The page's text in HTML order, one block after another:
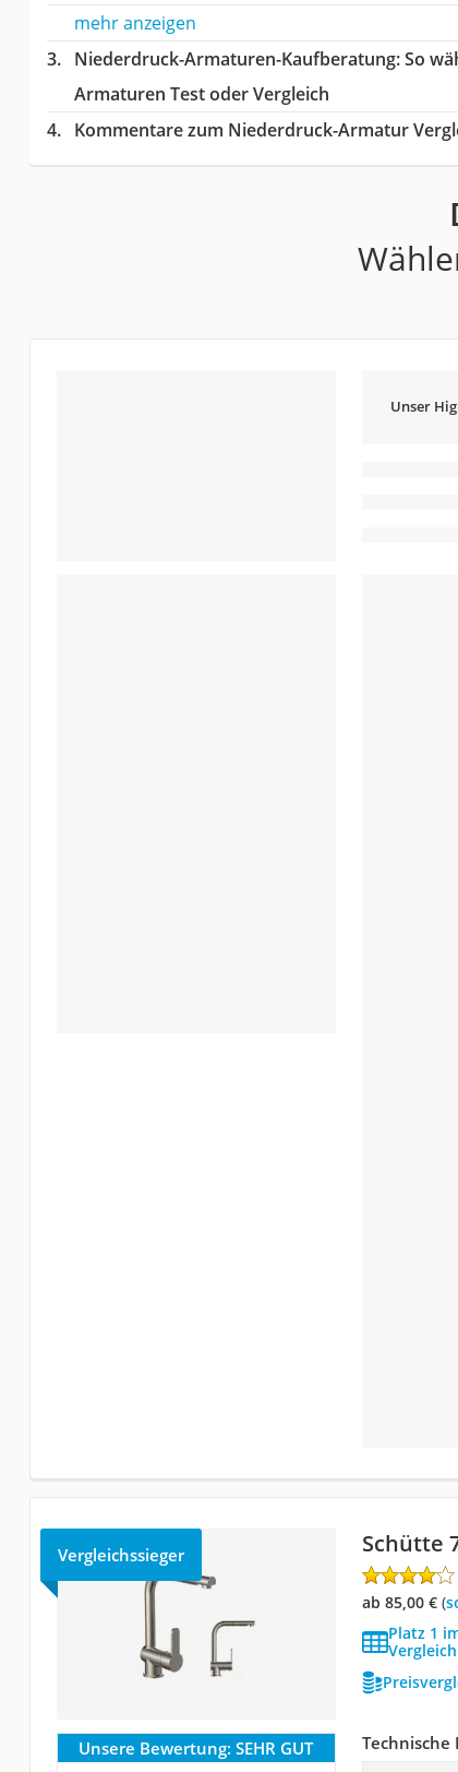
mehr anzeigen
Niederdruck-Armaturen-Kaufberatung: So
Armaturen Test oder Vergleich
Kommentare zum Niederdruck-Armatur
Unser
Vergleichssieger Schütte
ab 85,00 €(
Platz 1
Vergleich
Unsere Bewertung: SEHR GUT
Technische